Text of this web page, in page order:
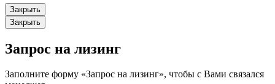
Закрыть
Закрыть
Запрос на лизинг
Заполните форму «Запрос на лизинг», чтобы с Вами связался